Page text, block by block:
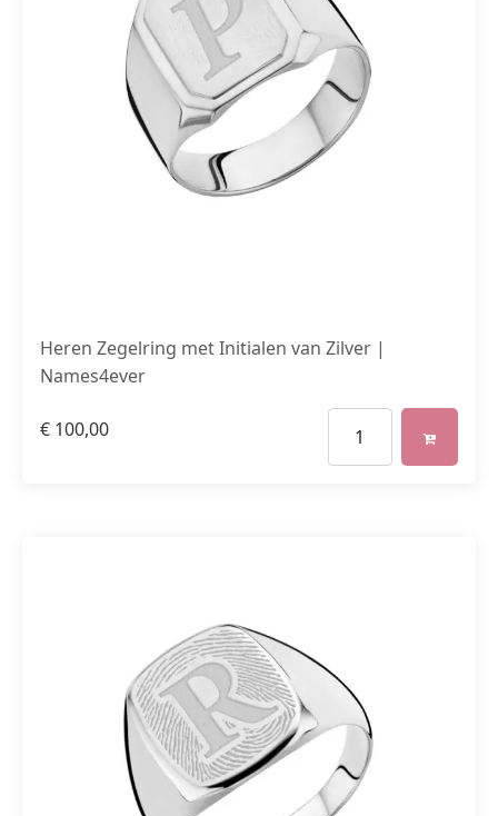
Heren Zegelring met Initialen van Zilver |
Names4ever
€ 100,00